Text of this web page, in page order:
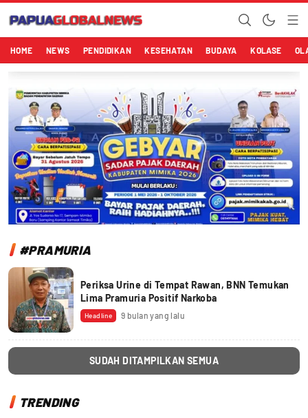
Papuaglobalnews.com
Menulis Fakta dengan Hati Bening
HOME NEWS PENDIDIKAN KESEHATAN BUDAYA KOLASE
#PRAMURIA
Periksa Urine di Tempat Rawan, BNN Temukan
Lima Pramuria Positif Narkoba
Headline 9 bulan yang lalu
SUDAH DITAMPILKAN SEMUA
TRENDING